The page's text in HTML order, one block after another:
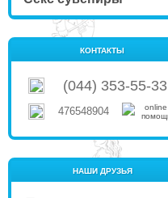
КОНТАКТЫ
(044) 353-55-33
476548904
НАШИ ДРУЗЬЯ